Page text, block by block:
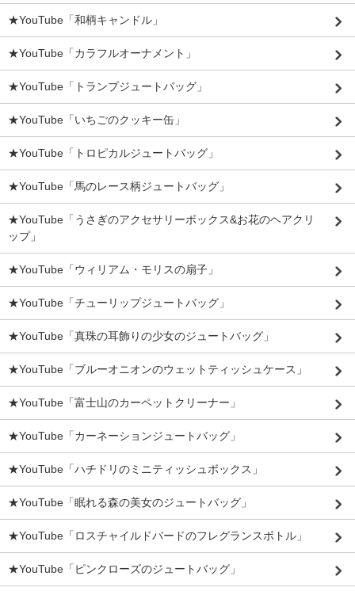
★YouTube「和柄キャンドル」
★YouTube「カラフルオーナメント」
★YouTube「トランプジュートバッグ」
★YouTube「いちごのクッキー缶」
★YouTube「トロピカルジュートバッグ」
★YouTube「馬のレース柄ジュートバッグ」
★YouTube「うさぎのアクセサリーボックス&お花のヘアクリ
ップ」
★YouTube「ウィリアム・モリスの扇子」
★YouTube「チューリップジュートバッグ」
★YouTube「真珠の耳飾りの少女のジュートバッグ」
★YouTube「ブルーオニオンのウェットティッシュケース」
★YouTube「富士山のカーペットクリーナー」
★YouTube「カーネーションジュートバッグ」
★YouTube「ハチドリのミニティッシュボックス」
★YouTube「眠れる森の美女のジュートバッグ」
★YouTube「ロスチャイルドバードのフレグランスボトル」
★YouTube「ピンクローズのジュートバッグ」